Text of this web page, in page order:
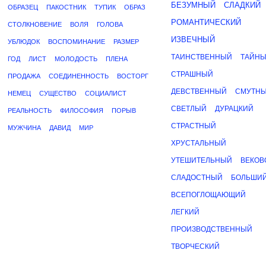
ОБРАЗЕЦ ПАКОСТНИК ТУПИК ОБРАЗ
СТОЛКНОВЕНИЕ ВОЛЯ ГОЛОВА
УБЛЮДОК ВОСПОМИНАНИЕ РАЗМЕР
ГОД ЛИСТ МОЛОДОСТЬ ПЛЕНА
ПРОДАЖА СОЕДИНЕННОСТЬ ВОСТОРГ
НЕМЕЦ СУЩЕСТВО СОЦИАЛИСТ
РЕАЛЬНОСТЬ ФИЛОСОФИЯ ПОРЫВ
МУЖЧИНА ДАВИД МИР
БЕЗУМНЫЙ
СЛАДКИЙ
РОМАНТИЧЕСКИЙ
ИЗВЕЧНЫЙ
ТАИНСТВЕННЫЙ
СТРАШНЫЙ
ДЕВСТВЕННЫЙ
СВЕТЛЫЙ ДУРАЦКИЙ
СТРАСТНЫЙ
ХРУСТАЛЬНЫЙ
УТЕШИТЕЛЬНЫЙ
СЛАДОСТНЫЙ
ВСЕПОГЛОЩАЮЩИЙ
ЛЕГКИЙ
ПРОИЗВОДСТВЕННЫЙ
ТВОРЧЕСКИЙ